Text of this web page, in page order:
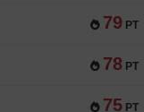
79 PT
78 PT
75 PT